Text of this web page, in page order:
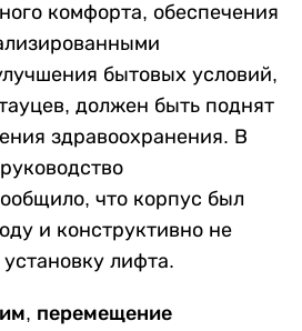
комфорта, обеспечения
бытовых условий,
должен быть поднят
здравоохранения. В
что корпус был
и конструктивно не
лифта.
перемещение